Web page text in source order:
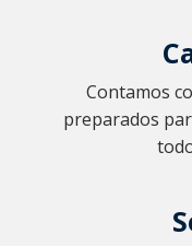
Contamos
preparados